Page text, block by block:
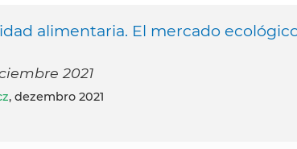
alimentaria. El mercado
2021
, dezembro 2021